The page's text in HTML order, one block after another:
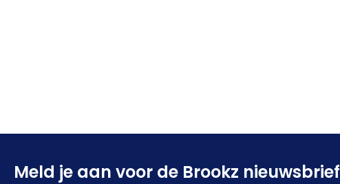
Meld je aan voor de Brookz nieuwsbrief